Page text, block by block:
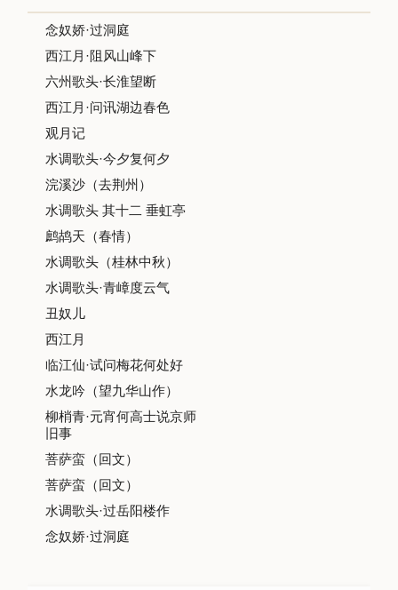
念奴娇·过洞庭
西江月·阻风山峰下
六州歌头·长淮望断
西江月·问讯湖边春色
观月记
水调歌头·今夕复何夕
浣溪沙（去荆州）
水调歌头 其十二 垂虹亭
鹧鸪天（春情）
水调歌头（桂林中秋）
水调歌头·青嶂度云气
丑奴儿
西江月
临江仙·试问梅花何处好
水龙吟（望九华山作）
柳梢青·元宵何高士说京师
旧事
菩萨蛮（回文）
菩萨蛮（回文）
水调歌头·过岳阳楼作
念奴娇·过洞庭